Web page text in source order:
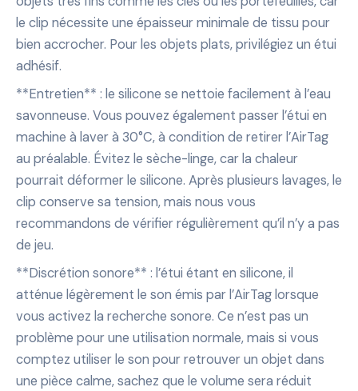
le clip nécessite une épaisseur minimale de tissu pour
bien accrocher. Pour les objets plats, privilégiez un étui
adhésif.
**Entretien** : le silicone se nettoie facilement à l’eau
savonneuse. Vous pouvez également passer l’étui en
machine à laver à 30°C, à condition de retirer l’AirTag
au préalable. Évitez le sèche-linge, car la chaleur
pourrait déformer le silicone. Après plusieurs lavages, le
clip conserve sa tension, mais nous vous
recommandons de vérifier régulièrement qu’il n’y a pas
de jeu.
**Discrétion sonore** : l’étui étant en silicone, il
atténue légèrement le son émis par l’AirTag lorsque
vous activez la recherche sonore. Ce n’est pas un
problème pour une utilisation normale, mais si vous
comptez utiliser le son pour retrouver un objet dans
une pièce calme, sachez que le volume sera réduit